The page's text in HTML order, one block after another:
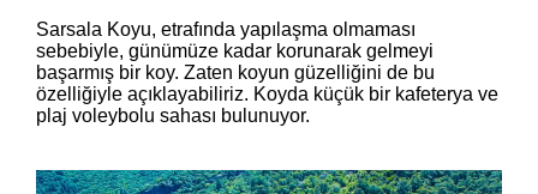
Sarsala Koyu, etrafında yapılaşma olmaması
sebebiyle, günümüze kadar korunarak gelmeyi
başarmış bir koy. Zaten koyun güzelliğini de bu
özelliğiyle açıklayabiliriz. Koyda küçük bir kafeterya ve
plaj voleybolu sahası bulunuyor.